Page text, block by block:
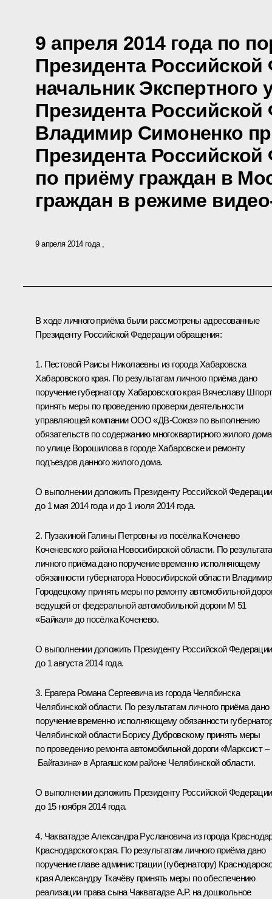
9 апреля 2014 года по
Президента
начальник Экспертного
Президента
Владимир Симоненко
Президента
по приёму граждан в
граждан в режиме
9 апреля 2014 года
В ходе личного приёма были рассмотрены адресованные
Президенту Российской Федерации обращения:
1. Пестовой Раисы Николаевны из города Хабаровска
Хабаровского края. По результатам личного приёма дано
поручение губернатору Хабаровского края Вячеславу
принять меры по проведению проверки деятельности
управляющей компании ООО «ДВ-Союз» по выполнению
обязательств по содержанию многоквартирного жилого
по улице Ворошилова в городе Хабаровске и ремонту
подъездов данного жилого дома.
О выполнении доложить Президенту Российской Федерации
до 1 мая 2014 года и до 1 июля 2014 года.
2. Пузакиной Галины Петровны из посёлка Коченево
Коченевского района Новосибирской области. По
личного приёма дано поручение временно исполняющему
обязанности губернатора Новосибирской области
Городецкому принять меры по ремонту автомобильной
ведущей от федеральной автомобильной дороги М 51
«Байкал» до посёлка Коченево.
О выполнении доложить Президенту Российской Федерации
до 1 августа 2014 года.
3. Ерагера Романа Сергеевича из города Челябинска
Челябинской области. По результатам личного приёма дано
поручение временно исполняющему обязанности
Челябинской области Борису Дубровскому принять меры
по проведению ремонта автомобильной дороги «Марксист –
Байгазина» в Аргаяшском районе Челябинской области.
О выполнении доложить Президенту Российской Федерации
до 15 ноября 2014 года.
4. Чакватадзе Александра Руслановича из города
Краснодарского края. По результатам личного приёма дано
поручение главе администрации (губернатору)
края Александру Ткачёву принять меры по обеспечению
реализации права сына Чакватадзе А.Р. на дошкольное